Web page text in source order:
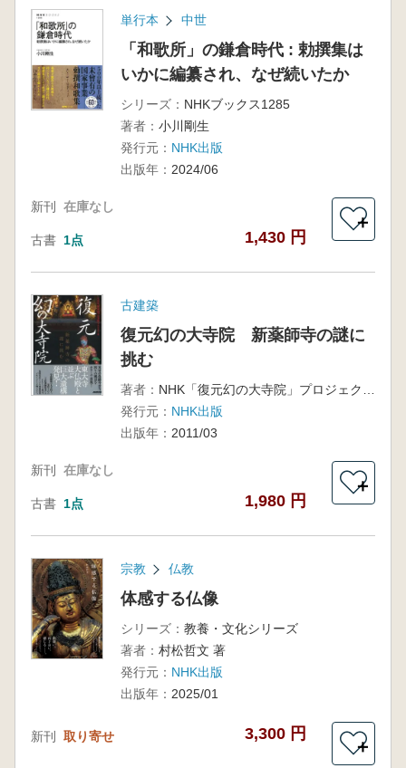
単行本 中世
「和歌所」の鎌倉時代 : 勅撰集は
いかに編纂され、なぜ続いたか
シリーズ： NHKブックス1285
著者： 小川剛生
発行元： NHK出版
出版年： 2024/06
新刊 在庫なし
古書 1点 1,430 円
＋
古建築
復元幻の大寺院 新薬師寺の謎に
挑む
著者：
発行元： NHK出版
出版年： 2011/03
新刊 在庫なし
古書 1点 1,980 円
＋
宗教 仏教
体感する仏像
シリーズ： 教養・文化シリーズ
著者： 村松哲文 著
発行元： NHK出版
出版年： 2025/01
新刊 取り寄せ 3,300 円
＋